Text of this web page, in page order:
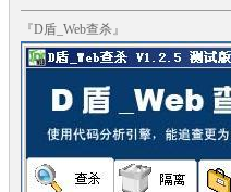
『D盾_Web查杀』